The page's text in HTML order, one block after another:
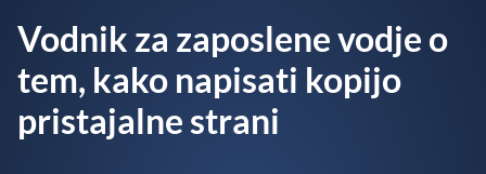
Vodnik za zaposlene vodje o
tem, kako napisati kopijo
pristajalne strani